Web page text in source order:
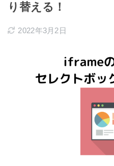
り替える！
2022年3月2日